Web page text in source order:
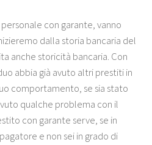
con garante, vanno
dalla storia bancaria del
anche storicità bancaria. Con
abbia già avuto altri prestiti in
comportamento, se sia stato
qualche problema con il
con garante serve, se in
e non sei in grado di